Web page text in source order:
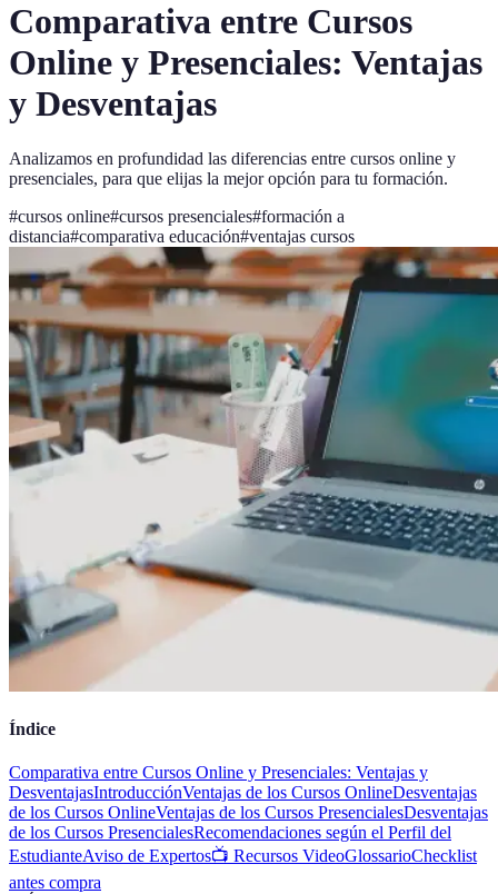
Comparativa entre Cursos
Online y Presenciales: Ventajas
y Desventajas
Analizamos en profundidad las diferencias entre cursos online y
presenciales, para que elijas la mejor opción para tu formación.
#cursos online#cursos presenciales#formación a
distancia#comparativa educación#ventajas cursos
Índice
Comparativa entre Cursos Online y Presenciales: Ventajas y
DesventajasIntroducciónVentajas de los Cursos OnlineDesventajas
de los Cursos OnlineVentajas de los Cursos PresencialesDesventajas
de los Cursos PresencialesRecomendaciones según el Perfil del
EstudianteAviso de Expertos📺 Recursos VideoGlossarioChecklist
antes compra